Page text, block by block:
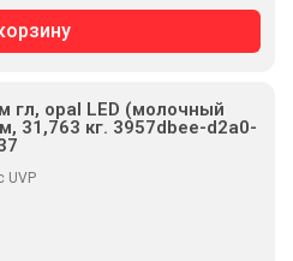
гл, opal LED (молочный
31,763 кг. 3957dbee-d2a0-
UVP